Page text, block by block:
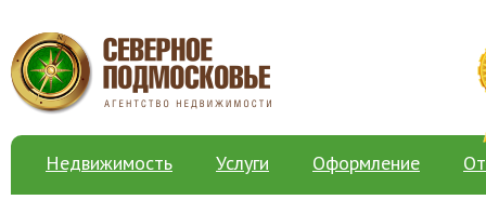
Недвижимость Услуги Оформление